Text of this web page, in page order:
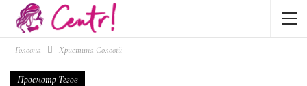
Головна Христина Соловій
Просмотр Тегов